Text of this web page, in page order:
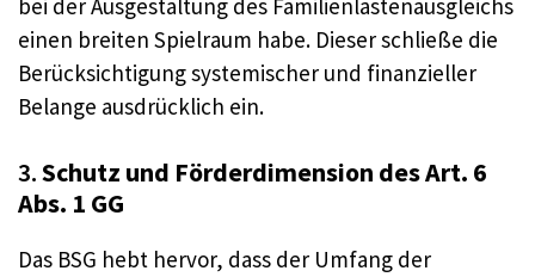
bei der Ausgestaltung des Familienlastenausgleichs
einen breiten Spielraum habe. Dieser schließe die
Berücksichtigung systemischer und finanzieller
Belange ausdrücklich ein.
3.Schutz und Förderdimension des Art. 6
Abs. 1 GG
Das BSG hebt hervor, dass der Umfang der